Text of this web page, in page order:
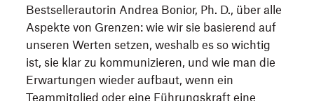
Bestsellerautorin Andrea Bonior, Ph. D., über alle
Aspekte von Grenzen: wie wir sie basierend auf
unseren Werten setzen, weshalb es so wichtig
ist, sie klar zu kommunizieren, und wie man die
Erwartungen wieder aufbaut, wenn ein
Teammitglied oder eine Führungskraft eine